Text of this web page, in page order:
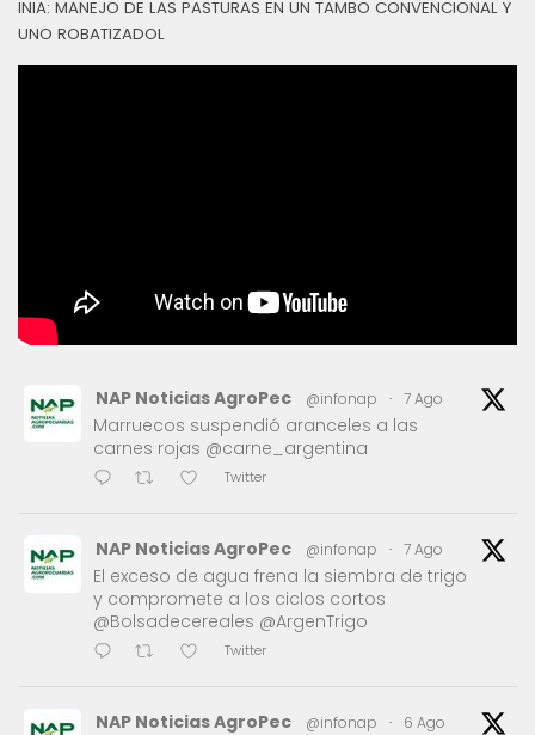
INIA: MANEJO DE LAS PASTURAS EN UN TAMBO CONVENCIONAL Y
UNO ROBATIZADOL
NAP Noticias AgroPec @infonap · 7 Ago
Marruecos suspendió aranceles a las
carnes rojas @carne_argentina
Twitter
NAP Noticias AgroPec @infonap · 7 Ago
El exceso de agua frena la siembra de trigo
y compromete a los ciclos cortos
@Bolsadecereales @ArgenTrigo
Twitter
NAP Noticias AgroPec @infonap · 6 Ago